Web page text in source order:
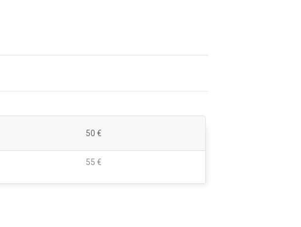
50 €
55 €